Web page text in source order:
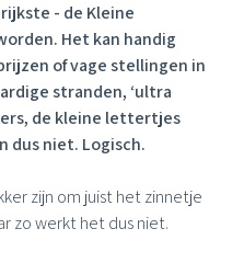
- de Kleine
Het kan handig
of vage stellingen in
stranden, ‘ultra
de kleine lettertjes
dus niet. Logisch.
zijn om juist het zinnetje
zo werkt het dus niet.